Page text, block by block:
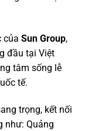
của Sun Group,
đầu tại Việt
tâm sống lễ
tế.
trọng, kết nối
như: Quảng